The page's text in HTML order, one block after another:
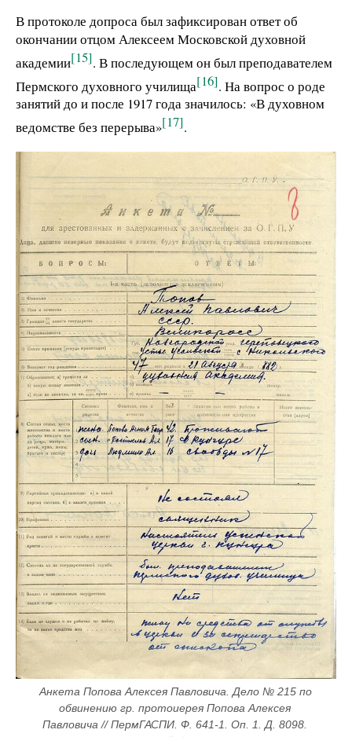
В протоколе допроса был зафиксирован ответ об
окончании отцом Алексеем Московской духовной
академии[15]. В последующем он был преподавателем
Пермского духовного училища[16]. На вопрос о роде
занятий до и после 1917 года значилось: «В духовном
ведомстве без перерыва»[17].
Анкета Попова Алексея Павловича. Дело № 215 по
обвинению гр. протоиерея Попова Алексея
Павловича // ПермГАСПИ. Ф. 641-1. Оп. 1. Д. 8098.